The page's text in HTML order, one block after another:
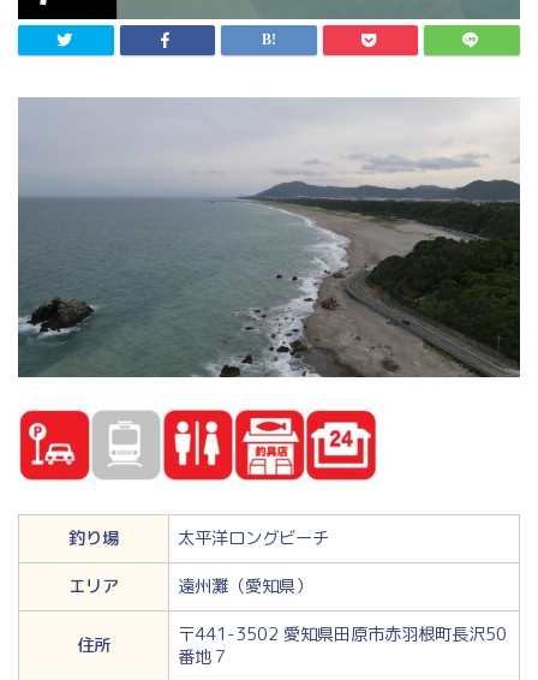
釣り場
太平洋ロングビーチ
エリア
遠州灘（愛知県）
住所
〒441-3502 愛知県田原市赤羽根町長沢50
番地７